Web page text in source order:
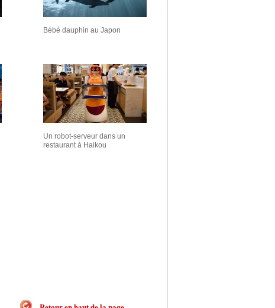
Bébé dauphin au Japon
Un robot-serveur dans un
restaurant à Haikou